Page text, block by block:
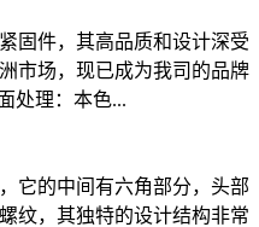
固件，其高品质和设计深受
市场，现已成为我司的品牌
处理：本色...
它的中间有六角部分，头部
纹，其独特的设计结构非常